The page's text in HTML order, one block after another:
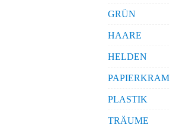
GRÜN
HAARE
HELDEN
PAPIERKRAM
PLASTIK
TRÄUME